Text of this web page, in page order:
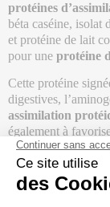
protéines
béta caséine, isolat
et protéine de lait
pour une protéine
Cette protéine
digestives,
assimilation
également à
également riches
protéines.
De par sa